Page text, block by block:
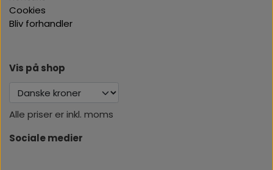
Cookies
Bliv forhandler
Vis på shop
Alle priser er inkl. moms
Sociale medier